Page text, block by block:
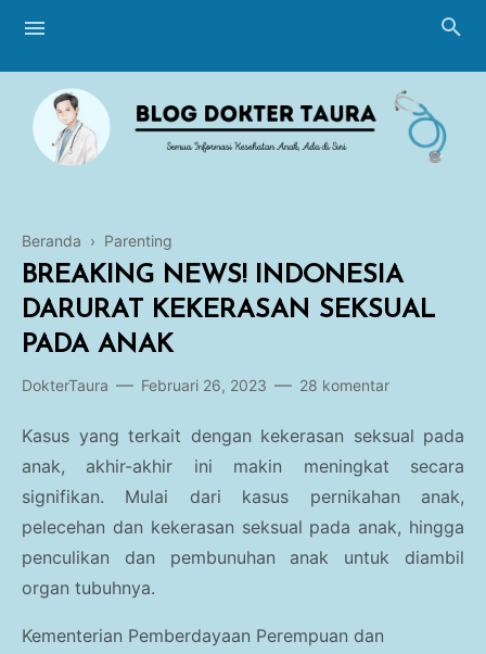
Blogging
Breastfeeding
Perawatan Bayi
Imunisasi
Tumbuh Kembang
Parenting
Traveling Story
Kesehatan Umum
Gaya Hidup
Beranda › Parenting
BREAKING NEWS! INDONESIA
DARURAT KEKERASAN SEKSUAL
PADA ANAK
DokterTaura Februari 26, 2023 28 komentar
Kasus yang terkait dengan kekerasan seksual pada
anak, akhir-akhir ini makin meningkat secara
signifikan. Mulai dari kasus pernikahan anak,
pelecehan dan kekerasan seksual pada anak, hingga
penculikan dan pembunuhan anak untuk diambil
organ tubuhnya.
Kementerian Pemberdayaan Perempuan dan